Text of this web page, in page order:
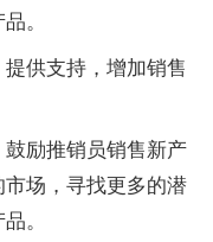
。
供支持，增加销售
励推销员销售新产
场，寻找更多的潜
。